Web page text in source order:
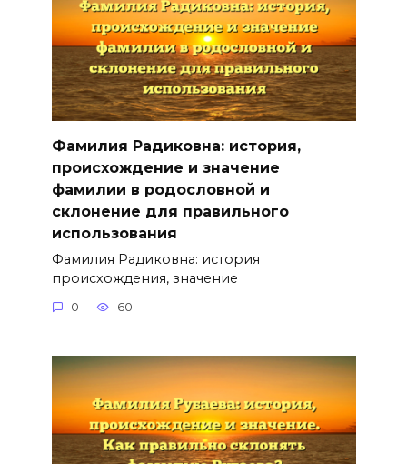
Фамилия Радиковна: история,
происхождение и значение
фамилии в родословной и
склонение для правильного
использования
Фамилия Радиковна: история
происхождения, значение
0 60